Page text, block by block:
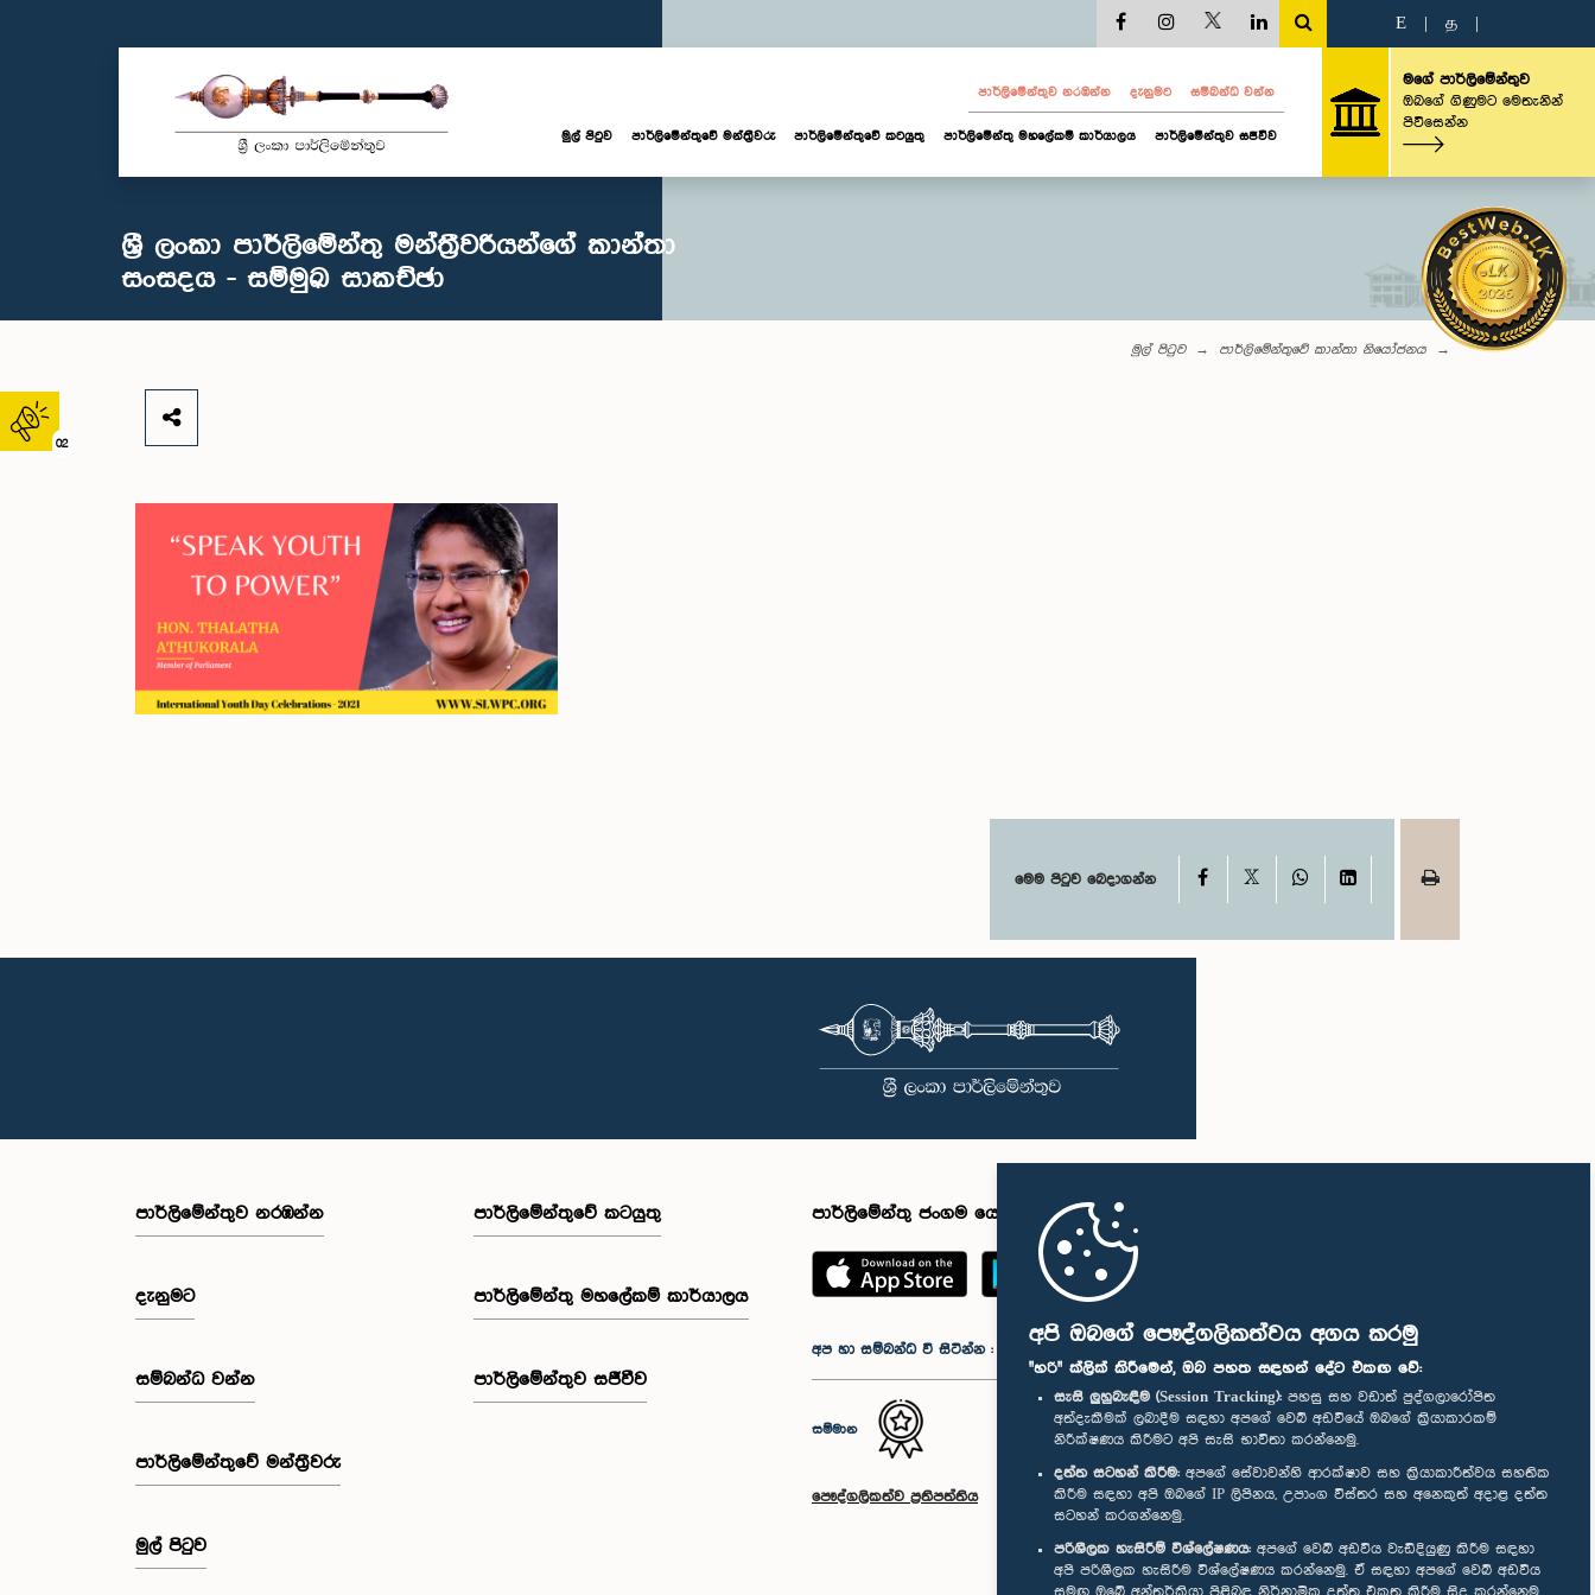
අපි ඔබගේ පෞද්ගලිකත්වය අගය කරමු
"හරි" ක්ලික් කිරීමෙන්, ඔබ පහත සඳහන් දේට එකඟ වේ:
සැසි ලුහුබැඳීම (Session Tracking): පහසු සහ වඩාත් පුද්ගලාරෝපිත
අත්දැකීමක් ලබාදීම සඳහා අපගේ වෙබ් අඩවියේ ඔබගේ ක්‍රියාකාරකම්
නිරීක්ෂණය කිරීමට අපි සැසි භාවිතා කරන්නෙමු.
දත්ත සටහන් කිරීම: අපගේ සේවාවන්හි ආරක්ෂාව සහ ක්‍රියාකාරීත්වය සහතික
කිරීම සඳහා අපි ඔබගේ IP ලිපිනය, උපාංග විස්තර සහ අනෙකුත් අදාළ දත්ත
සටහන් කරගන්නෙමු.
පරිශීලක හැසිරීම් විශ්ලේෂණය: අපගේ වෙබ් අඩවිය වැඩිදියුණු කිරීම සඳහා
අපි පරිශීලක හැසිරීම විශ්ලේෂණය කරන්නෙමු. ඒ සඳහා අපගේ වෙබ් අඩවිය
02
E த
පාර්ලි‌මේන්තුව නරඹන්න දැනුමට සම්බන්ධ වන්න
මුල් පිටුව පාර්ලි‌මේන්තුවේ මන්ත්‍රීවරු පාර්ලිමේන්තුවේ කටයුතු පාර්ලිමේන්තු මහලේකම් කාර්යාලය පාර්ලිමේන්තුව සජීවීව
මගේ පාර්ලිමේන්තුව
ඔබගේ ගිණුමට මෙතැනින්
පිවිසෙන්න
ශ්‍රී ලංකා පාර්ලිමේන්තු මන්ත්‍රීවරියන්ගේ කාන්තා
සංසදය - සම්මුඛ සාකච්ඡා
මුල් පිටුව පාර්ලිමේන්තුවේ කාන්තා නියෝජනය
මෙම පිටුව බෙදාගන්න Facebook WhatsAppLinkedIn
පාර්ලි‌මේන්තුව නරඹන්න
දැනුමට
සම්බන්ධ වන්න
පාර්ලි‌මේන්තුවේ මන්ත්‍රීවරු
මුල් පිටුව
පාර්ලිමේන්තුවේ කටයුතු
පාර්ලිමේන්තු මහලේකම් කාර්යාලය
පාර්ලිමේන්තුව සජීවීව
පාර්ලිමේන්තු ජංගම යෙදුම
අප හා සම්බන්ධ වී සිටින්න :
සම්මාන
පෞද්ගලිකත්ව ප්‍රතිපත්තිය